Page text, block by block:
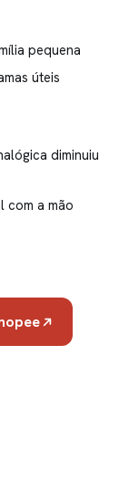
pequena
úteis
diminuiu
com a mão